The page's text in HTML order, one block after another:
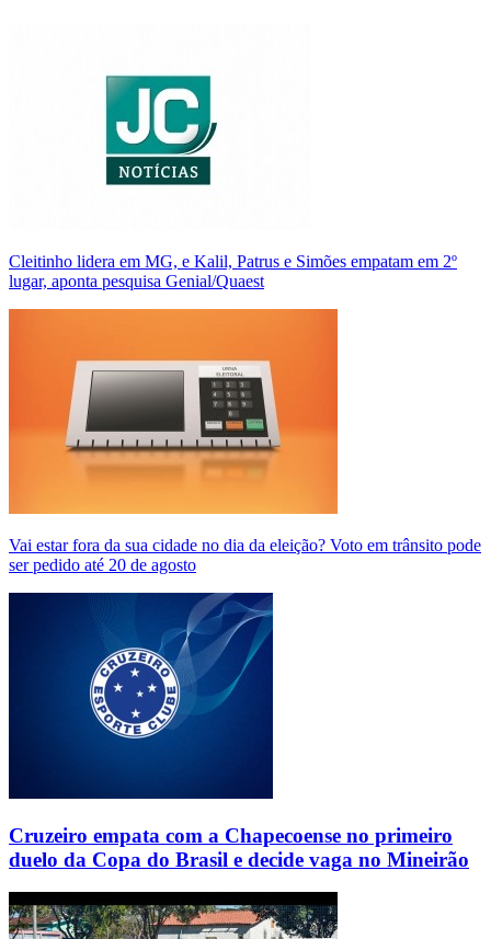
Cleitinho lidera em MG, e Kalil, Patrus e Simões empatam em 2º
lugar, aponta pesquisa Genial/Quaest
Vai estar fora da sua cidade no dia da eleição? Voto em trânsito pode
ser pedido até 20 de agosto
Cruzeiro empata com a Chapecoense no primeiro
duelo da Copa do Brasil e decide vaga no Mineirão